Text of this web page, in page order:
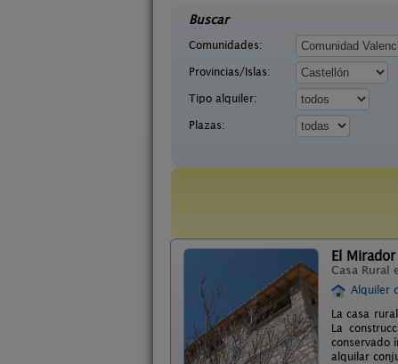
Buscar
Comunidades:
Provincias/Islas:
Tipo alquiler:
Plazas:
El
Casa Rural
Alquiler
La casa
La
conservado
alquilar